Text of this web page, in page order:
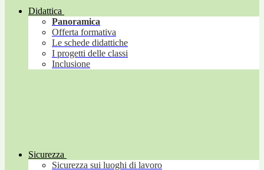
Didattica
Panoramica
Offerta formativa
Le schede didattiche
I progetti delle classi
Inclusione
Sicurezza
Sicurezza sui luoghi di lavoro